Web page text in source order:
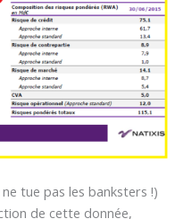
tue pas les banksters !)
de cette donnée,